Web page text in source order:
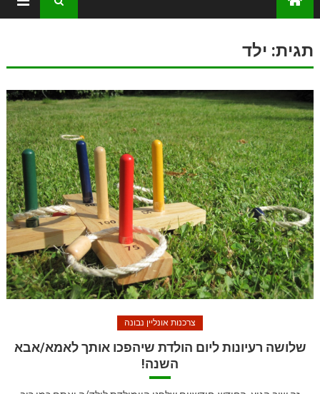
תגית: ילד
צרכנות אונליין נבונה
שלושה רעיונות ליום הולדת שיהפכו אותך לאמא/אבא
השנה!